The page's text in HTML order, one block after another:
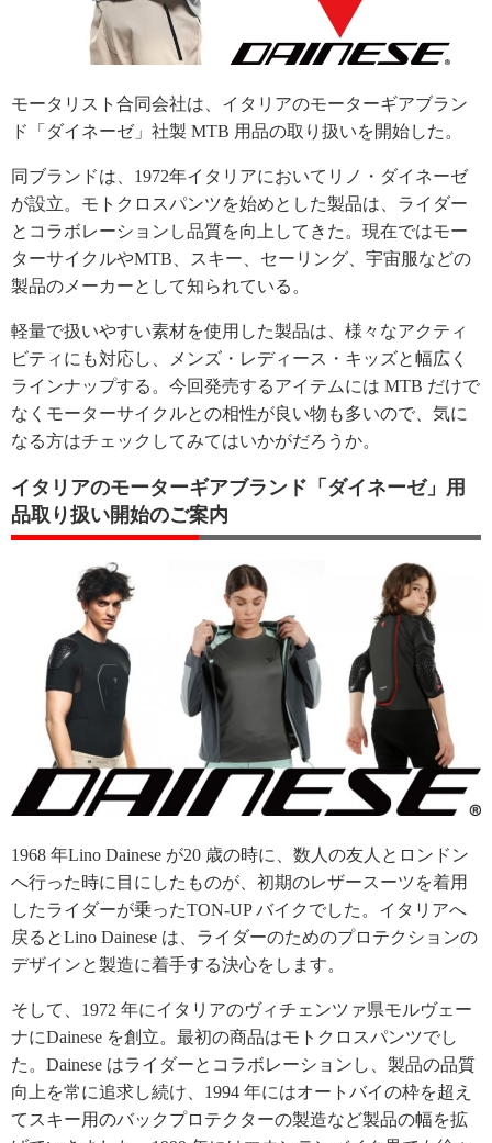
モータリスト合同会社は、イタリアのモーターギアブラン
ド「ダイネーゼ」社製 MTB 用品の取り扱いを開始した。
同ブランドは、1972年イタリアにおいてリノ・ダイネーゼ
が設立。モトクロスパンツを始めとした製品は、ライダー
とコラボレーションし品質を向上してきた。現在ではモー
ターサイクルやMTB、スキー、セーリング、宇宙服などの
製品のメーカーとして知られている。
軽量で扱いやすい素材を使用した製品は、様々なアクティ
ビティにも対応し、メンズ・レディース・キッズと幅広く
ラインナップする。今回発売するアイテムには MTB だけで
なくモーターサイクルとの相性が良い物も多いので、気に
なる方はチェックしてみてはいかがだろうか。
イタリアのモーターギアブランド「ダイネーゼ」用
品取り扱い開始のご案内
1968 年Lino Dainese が20 歳の時に、数人の友人とロンドン
へ行った時に目にしたものが、初期のレザースーツを着用
したライダーが乗ったTON-UP バイクでした。イタリアへ
戻るとLino Dainese は、ライダーのためのプロテクションの
デザインと製造に着手する決心をします。
そして、1972 年にイタリアのヴィチェンツァ県モルヴェー
ナにDainese を創立。最初の商品はモトクロスパンツでし
た。Dainese はライダーとコラボレーションし、製品の品質
向上を常に追求し続け、1994 年にはオートバイの枠を超え
てスキー用のバックプロテクターの製造など製品の幅を拡